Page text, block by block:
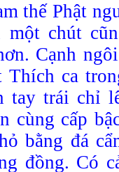
thế Phật
một chút
Cạnh
Thích ca
tay trái chỉ
cùng cấp
bằng đá
đồng. Có